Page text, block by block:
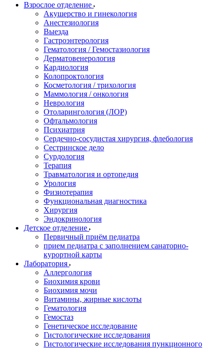
Взрослое отделение
Акушерство и гинекология
Анестезиология
Выезда
Гастроэнтерология
Гематология / Гемостазиология
Дерматовенерология
Кардиология
Колопроктология
Косметология / трихология
Маммология / онкология
Неврология
Отоларингология (ЛОР)
Офтальмология
Психиатрия
Сердечно-сосудистая хирургия, флебология
Сестринское дело
Сурдология
Терапия
Травматология и ортопедия
Урология
Физиотерапия
Функциональная диагностика
Хирургия
Эндокринология
Детское отделение
Первичный приём педиатра
прием педиатра с заполнением санаторно-
курортной карты
Лаборатория
Аллергология
Биохимия крови
Биохимия мочи
Витамины, жирные кислоты
Гематология
Гемостаз
Генетическое исследование
Гистологические исследования
Гистологические исследования пункционного